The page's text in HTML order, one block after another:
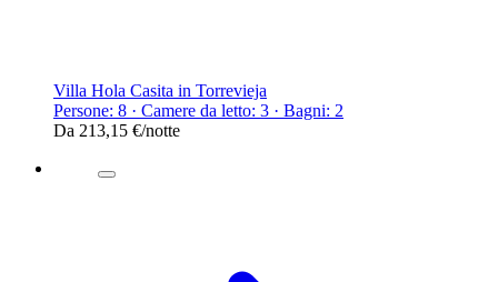
Villa Hola Casita in Torrevieja
Persone: 8 · Camere da letto: 3 · Bagni: 2
Da 213,15 €/notte